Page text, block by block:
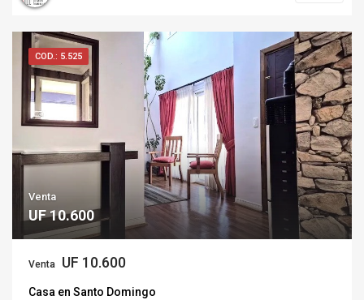
COD.: 5.525
Venta
UF 10.600
Venta UF 10.600
Casa en Santo Domingo